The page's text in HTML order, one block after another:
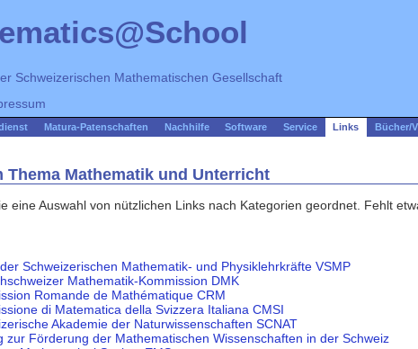
Thema Mathematik und Unterricht
eine Auswahl von nützlichen Links nach Kategorien geordnet. Fehlt
Schweizerischen Mathematik- und Physiklehrkräfte VSMP
Mathematik-Kommission DMK
Romande de Mathématique CRM
di Matematica della Svizzera Italiana CMSI
Akademie der Naturwissenschaften SCNAT
zur Förderung der Mathematischen Wissenschaften in der Schweiz
Schweizerischen Mathematischen Gesellschaft
Matura-Patenschaften Nachhilfe Software Service Links Bücher/